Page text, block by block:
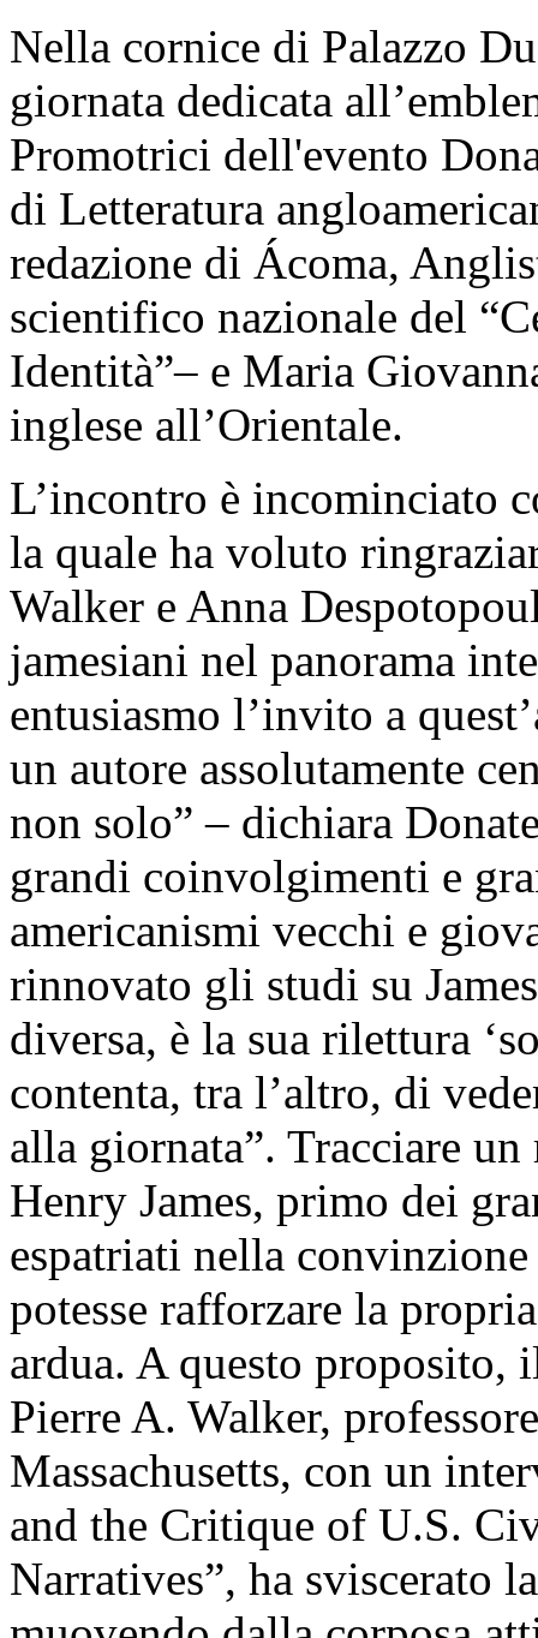
Nella cornice di Palazzo
giornata dedicata
Promotrici dell'evento
di Letteratura
redazione di Ácoma,
scientifico nazionale del
Identità”– e Maria
inglese all’Orientale.
L’incontro è incominciato
la quale ha voluto
Walker e Anna
jamesiani nel panorama
entusiasmo l’invito a
un autore assolutamente
non solo” – dichiara
grandi coinvolgimenti e
americanismi vecchi e
rinnovato gli studi su
diversa, è la sua rilettura
contenta, tra l’altro, di
alla giornata”. Tracciare
Henry James, primo dei
espatriati nella
potesse rafforzare la
ardua. A questo proposito,
Pierre A. Walker,
Massachusetts, con un
and the Critique of U.S.
Narratives”, ha sviscerato